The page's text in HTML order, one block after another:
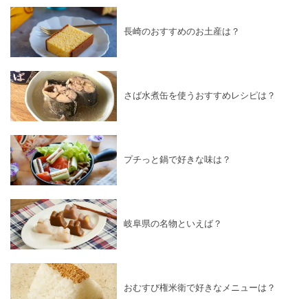
長崎のおすすめのお土産は？
さば水煮缶を使うおすすめレシピは？
プチっと鍋で好きな味は？
岐阜県の名物といえば？
おむすび権米衛で好きなメニューは？